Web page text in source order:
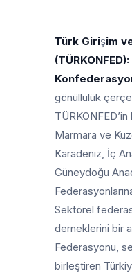
Türk Girişim
gönüllülük
Marmara ve
Karadeniz, İç
Güneydoğu
Sektörel
derneklerini bir
Federasyonu,
birleştiren